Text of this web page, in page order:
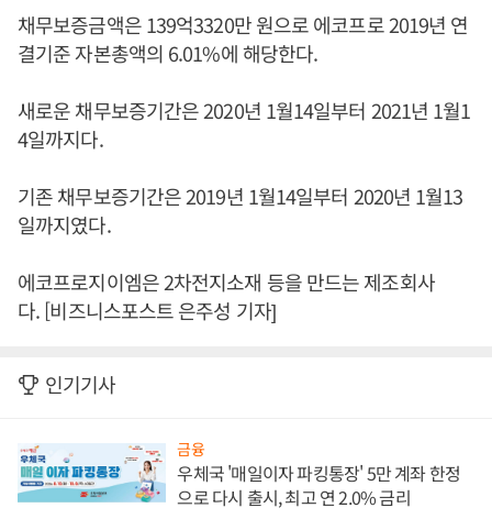
채무보증금액은 139억3320만 원으로 에코프로 2019년 연
결기준 자본총액의 6.01%에 해당한다.
새로운 채무보증기간은 2020년 1월14일부터 2021년 1월1
4일까지다.
기존 채무보증기간은 2019년 1월14일부터 2020년 1월13
일까지였다.
에코프로지이엠은 2차전지소재 등을 만드는 제조회사
다. [비즈니스포스트 은주성 기자]
인기기사
금융
우체국 '매일이자 파킹통장' 5만 계좌 한정
으로 다시 출시, 최고 연 2.0% 금리